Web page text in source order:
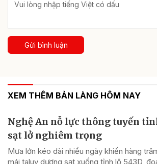
Gửi bình luận
XEM THÊM BẢN LÀNG HÔM NAY
Nghệ An nỗ lực thông tuyến
sạt lở nghiêm trọng
Mưa lớn kéo dài nhiều ngày khiến hàng
mái taluy dương sạt xuống tỉnh lộ 543D,